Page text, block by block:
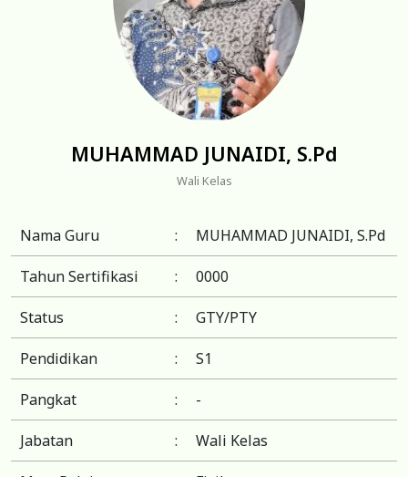
MUHAMMAD JUNAIDI, S.Pd
Wali Kelas
Nama Guru : MUHAMMAD JUNAIDI, S.Pd
Tahun Sertifikasi : 0000
Status : GTY/PTY
Pendidikan : S1
Pangkat : -
Jabatan : Wali Kelas